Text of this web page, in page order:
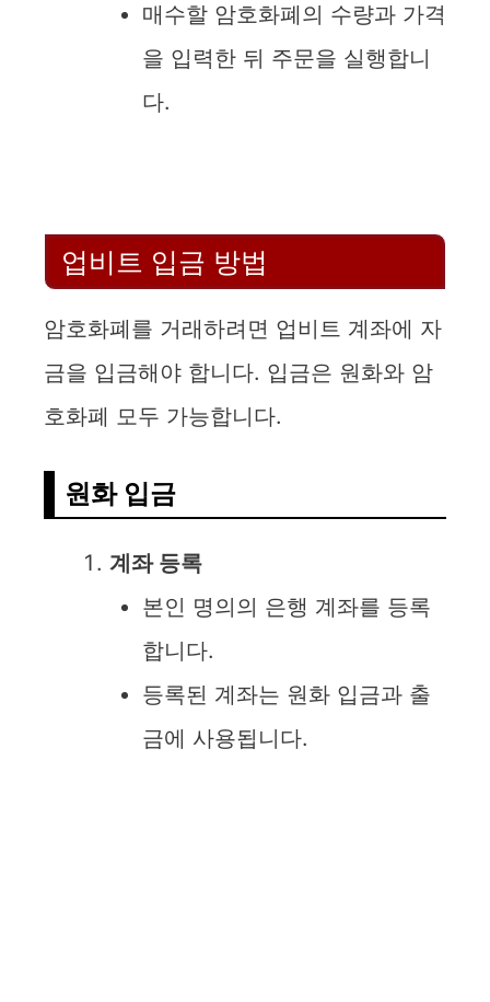
매수할 암호화폐의 수량과 가격
을 입력한 뒤 주문을 실행합니
다.
업비트 입금 방법
암호화폐를 거래하려면 업비트 계좌에 자
금을 입금해야 합니다. 입금은 원화와 암
호화폐 모두 가능합니다.
원화 입금
계좌 등록
본인 명의의 은행 계좌를 등록
합니다.
등록된 계좌는 원화 입금과 출
금에 사용됩니다.